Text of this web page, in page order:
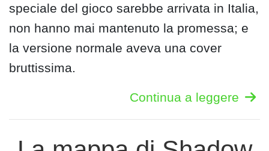
speciale del gioco sarebbe arrivata in Italia,
non hanno mai mantenuto la promessa; e
la versione normale aveva una cover
bruttissima.
Continua a leggere